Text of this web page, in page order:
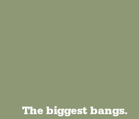
The biggest bangs.